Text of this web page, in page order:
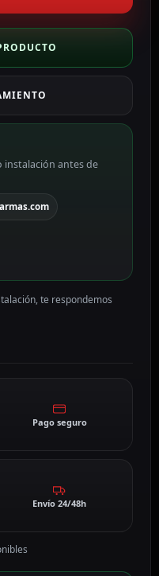
instalación antes de
te respondemos
Pago seguro
Envío 24/48h